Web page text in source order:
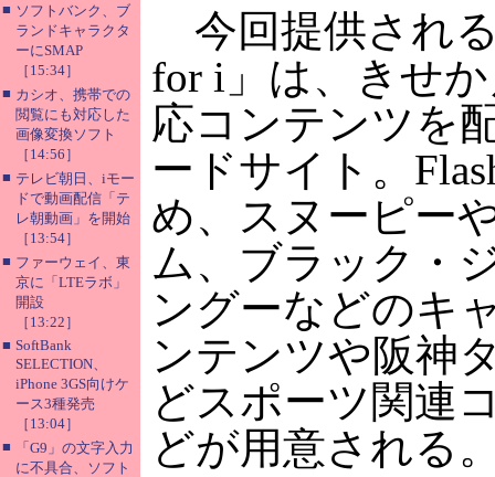
■ ソフトバンク、ブ
ランドキャラクタ
ーにSMAP
［15:34］
■ カシオ、携帯での
閲覧にも対応した
画像変換ソフト
［14:56］
■ テレビ朝日、iモー
ドで動画配信「テ
レ朝動画」を開始
［13:54］
■ ファーウェイ、東
京に「LTEラボ」
開設
［13:22］
■ SoftBank
SELECTION、
iPhone 3GS向けケ
ース3種発売
［13:04］
■
「G9」の文字入力
に不具合、ソフト
今回提供され
for i」は、きせ
応コンテンツを
ードサイト。
め、スヌーピー
ム、ブラック・
ングーなどのキ
ンテンツや阪神
どスポーツ関連
どが用意される